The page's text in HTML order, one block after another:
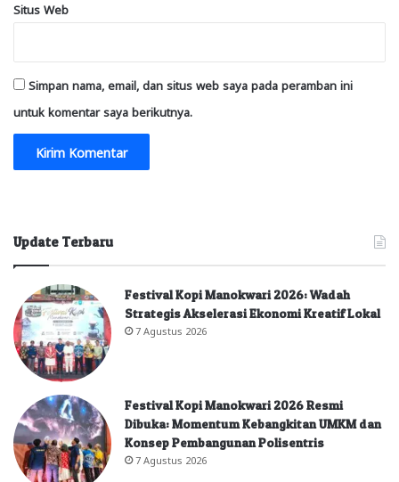
Situs Web
Simpan nama, email, dan situs web saya pada peramban ini
untuk komentar saya berikutnya.
Update Terbaru
Festival Kopi Manokwari 2026: Wadah
Strategis Akselerasi Ekonomi Kreatif Lokal
7 Agustus 2026
Festival Kopi Manokwari 2026 Resmi
Dibuka: Momentum Kebangkitan UMKM dan
Konsep Pembangunan Polisentris
7 Agustus 2026